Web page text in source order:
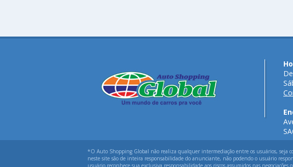
*O Auto Shopping Global não realiza qualquer intermediação entre os usuários, seja
neste site são de inteira responsabilidade do anunciante, não podendo o usuário
usuário reconhece sua exclusiva responsabilidade aos riscos assumidos nas